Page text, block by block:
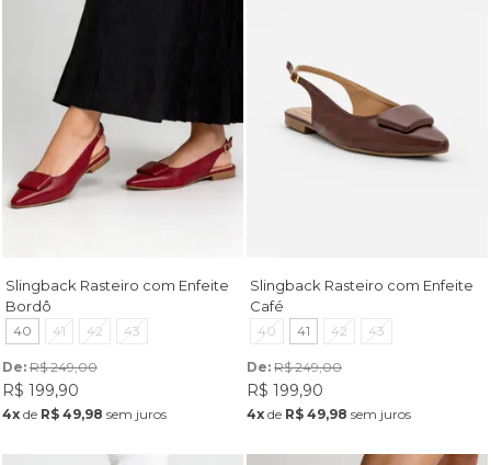
Slingback Rasteiro com Enfeite
Bordô
40 41 42 43
De: R$ 249,00
R$ 199,90
4xde R$ 49,98 sem juros
Slingback Rasteiro com Enfeite
Café
40 41 42 43
De: R$ 249,00
R$ 199,90
4x de R$ 49,98 sem juros